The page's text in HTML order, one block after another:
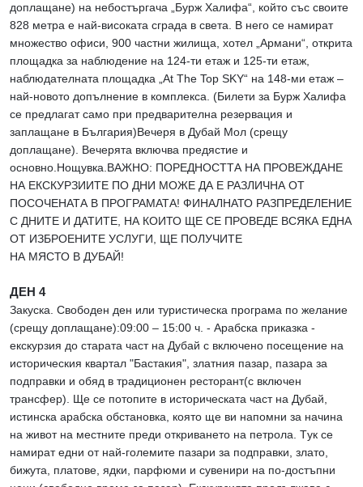
доплащане) на небостъргача „Бурж Халифа“, който със своите
828 метра е най-високата сграда в света. В него се намират
множество офиси, 900 частни жилища, хотел „Армани“, открита
площадка за наблюдение на 124-ти етаж и 125-ти етаж,
наблюдателната площадка „At The Top SKY“ на 148-ми етаж –
най-новото допълнение в комплекса. (Билети за Бурж Халифа
се предлагат само при предварителна резервация и
заплащане в България)Вечеря в Дубай Мол (срещу
доплащане). Вечерята включва предястиe и
основно.Нощувка.ВАЖНО: ПОРЕДНОСТТА НА ПРОВЕЖДАНЕ
НА ЕКСКУРЗИИТЕ ПО ДНИ МОЖЕ ДА Е РАЗЛИЧНА ОТ
ПОСОЧЕНАТА В ПРОГРАМАТА! ФИНАЛНАТО РАЗПРЕДЕЛЕНИЕ
С ДНИТЕ И ДАТИТЕ, НА КОИТО ЩЕ СЕ ПРОВЕДЕ ВСЯКА ЕДНА
ОТ ИЗБРОЕНИТЕ УСЛУГИ, ЩЕ ПОЛУЧИТЕ
НА МЯСТО В ДУБАЙ!
ДЕН 4
Закуска. Свободен ден или туристическа програма по желание
(срещу доплащане):09:00 – 15:00 ч. - Арабска приказка -
екскурзия до старата част на Дубай с включено посещение на
историческия квартал "Бастакия", златния пазар, пазара за
подправки и обяд в традиционен ресторант(с включен
трансфер). Ще се потопите в историческата част на Дубай,
истинска арабска обстановка, която ще ви напомни за начина
на живот на местните преди откриването на петрола. Tук се
намират едни от най-големите пазари за подправки, злато,
бижута, платове, ядки, парфюми и сувенири на по-достъпни